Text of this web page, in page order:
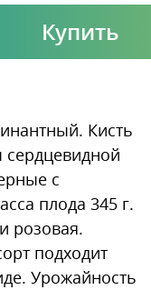
Купить
Кисть
с
плода 345 г.
розовая.
подходит
Урожайность